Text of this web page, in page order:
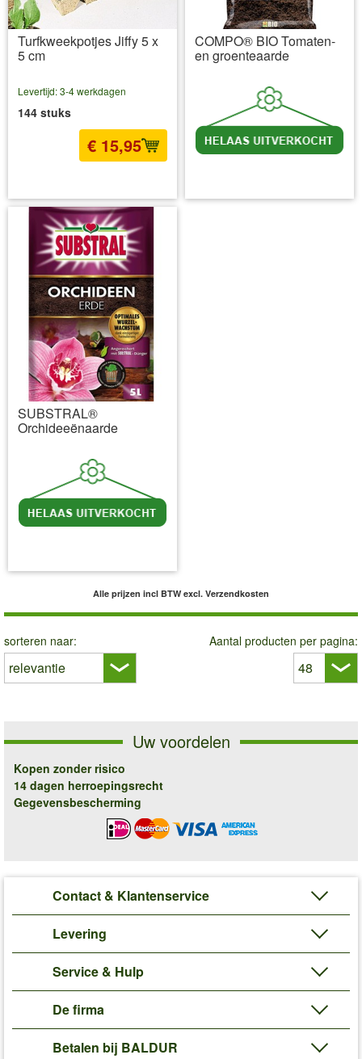
Turfkweekpotjes Jiffy 5 x
5 cm
Levertijd: 3-4 werkdagen
144 stuks
€ 15,95
COMPO® BIO Tomaten-
en groenteaarde
SUBSTRAL®
Orchideeënaarde
Alle prijzen incl BTW excl. Verzendkosten
sorteren naar: Aantal producten per pagina:
Uw voordelen
Kopen zonder risico
14 dagen herroepingsrecht
Gegevensbescherming
Contact & Klantenservice
Levering
Service & Hulp
De firma
Betalen bij BALDUR